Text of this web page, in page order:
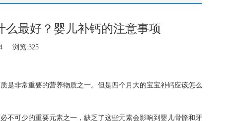
最好？婴儿补钙的注意事项
浏览:325
是非常重要的营养物质之一。但是四个月大的宝宝补钙应该怎么
不可少的重要元素之一，缺乏了这些元素会影响到婴儿骨骼和牙